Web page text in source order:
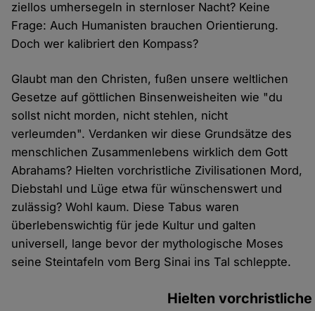
ziellos umhersegeln in sternloser Nacht? Keine
Frage: Auch Humanisten brauchen Orientierung.
Doch wer kalibriert den Kompass?
Glaubt man den Christen, fußen unsere weltlichen
Gesetze auf göttlichen Binsenweisheiten wie "du
sollst nicht morden, nicht stehlen, nicht
verleumden". Verdanken wir diese Grundsätze des
menschlichen Zusammenlebens wirklich dem Gott
Abrahams? Hielten vorchristliche Zivilisationen Mord,
Diebstahl und Lüge etwa für wünschenswert und
zulässig? Wohl kaum. Diese Tabus waren
überlebenswichtig für jede Kultur und galten
universell, lange bevor der mythologische Moses
seine Steintafeln vom Berg Sinai ins Tal schleppte.
Hielten vorchristliche